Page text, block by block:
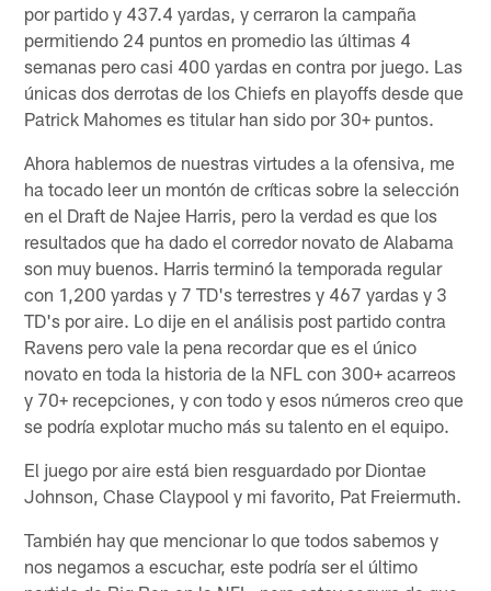
por partido y 437.4 yardas, y cerraron la campaña
permitiendo 24 puntos en promedio las últimas 4
semanas pero casi 400 yardas en contra por juego. Las
únicas dos derrotas de los Chiefs en playoffs desde que
Patrick Mahomes es titular han sido por 30+ puntos.
Ahora hablemos de nuestras virtudes a la ofensiva, me
ha tocado leer un montón de críticas sobre la selección
en el Draft de Najee Harris, pero la verdad es que los
resultados que ha dado el corredor novato de Alabama
son muy buenos. Harris terminó la temporada regular
con 1,200 yardas y 7 TD's terrestres y 467 yardas y 3
TD's por aire. Lo dije en el análisis post partido contra
Ravens pero vale la pena recordar que es el único
novato en toda la historia de la NFL con 300+ acarreos
y 70+ recepciones, y con todo y esos números creo que
se podría explotar mucho más su talento en el equipo.
El juego por aire está bien resguardado por Diontae
Johnson, Chase Claypool y mi favorito, Pat Freiermuth.
También hay que mencionar lo que todos sabemos y
nos negamos a escuchar, este podría ser el último